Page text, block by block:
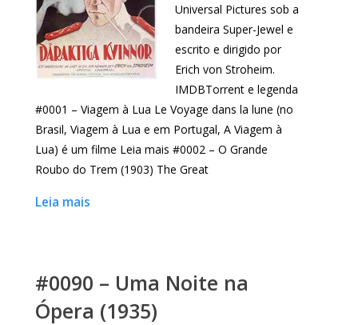
Universal Pictures sob a
bandeira Super-Jewel e
escrito e dirigido por
Erich von Stroheim.
IMDBTorrent e legenda
#0001 – Viagem à Lua Le Voyage dans la lune (no
Brasil, Viagem à Lua e em Portugal, A Viagem à
Lua) é um filme Leia mais #0002 – O Grande
Roubo do Trem (1903) The Great
Leia mais
#0090 – Uma Noite na
Ópera (1935)